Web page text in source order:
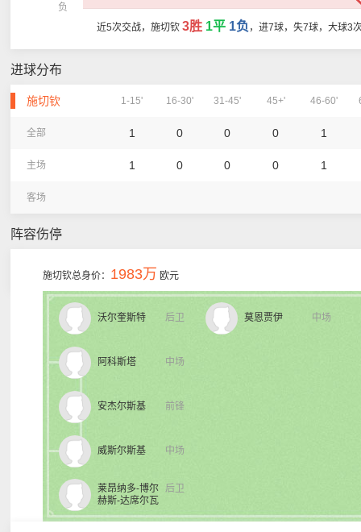
负
近5次交战，施切钦 3胜 1平 1负 ，进7球，失7球，大球3
进球分布
施切钦 1-15' 16-30' 31-45' 45+' 46-60'
全部 1 0 0 0 1
主场 1 0 0 0 1
客场
阵容伤停
施切钦总身价： 1983万 欧元
后卫
沃尔奎斯特
中场
阿科斯塔
前锋
安杰尔斯基
中场
威斯尔斯基
后卫
莱昂纳多-博尔
赫斯-达席尔瓦
中场
莫恩贾伊